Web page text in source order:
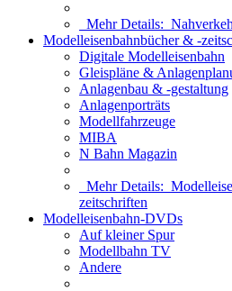
Mehr Details:
Modelleisenbahnbücher & -
Digitale Modelleisenbahn
Gleispläne &
Anlagenbau & -gestaltung
Anlagenporträts
Modellfahrzeuge
MIBA
N Bahn Magazin
Mehr Details:
zeitschriften
Modelleisenbahn-DVDs
Auf kleiner Spur
Modellbahn TV
Andere